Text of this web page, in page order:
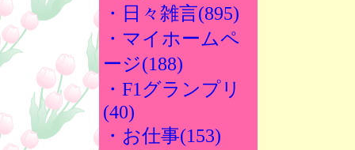
・日々雑言(895)
・マイホームペ
ージ(188)
・F1グランプリ
(40)
・お仕事(153)